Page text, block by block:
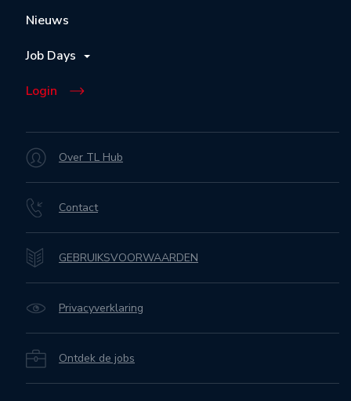
Nieuws
Job Days
Login
Over TL Hub
Contact
GEBRUIKSVOORWAARDEN
Privacyverklaring
Ontdek de jobs